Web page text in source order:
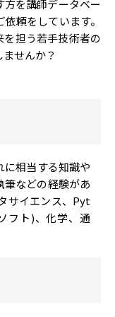
を講師データベー
頼をしています。
担う若手技術者の
せんか？
に相当する知識や
筆などの経験があ
サイエンス、Pyt
フト)、化学、通